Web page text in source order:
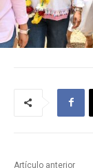
Artículo anterior